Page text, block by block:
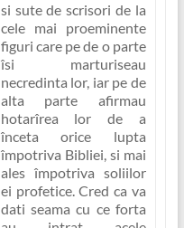
si sute de scrisori de la
cele mai proeminente
figuri care pe de o parte
îsi marturiseau
necredinta lor, iar pe de
alta parte afirmau
hotarîrea lor de a
înceta orice lupta
împotriva Bibliei, si mai
ales împotriva soliilor
ei profetice. Cred ca va
dati seama cu ce forta